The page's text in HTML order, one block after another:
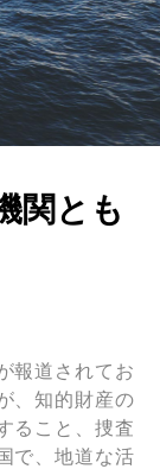
関とも
報道されてお
、知的財産の
ること、捜査
で、地道な活